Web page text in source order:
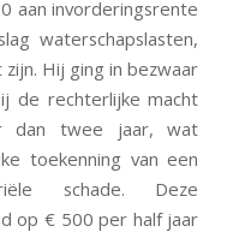
aan invorderingsrente
waterschapslasten,
Hij ging in bezwaar
de rechterlijke macht
dan twee jaar, wat
toekenning van een
schade. Deze
op € 500 per half jaar